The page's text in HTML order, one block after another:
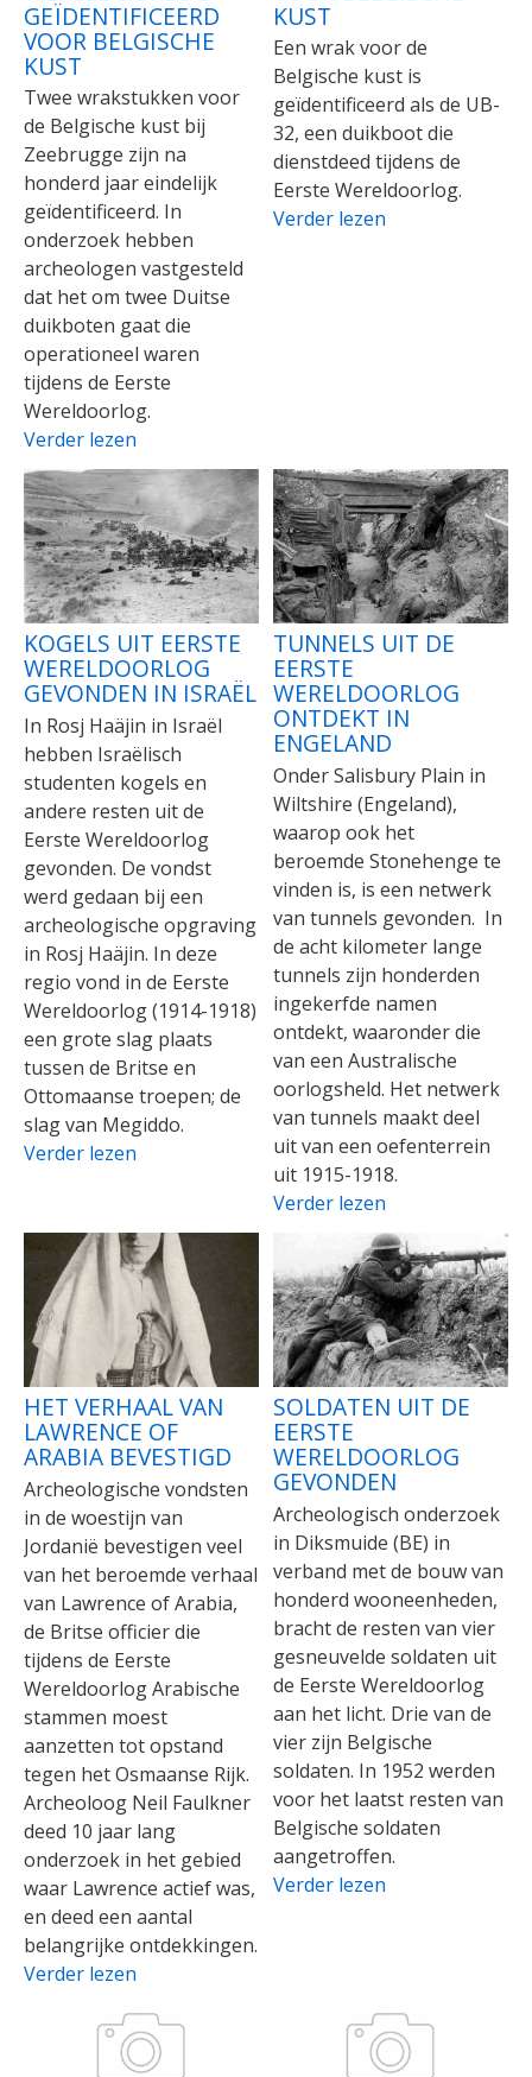
GEÏDENTIFICEERD
VOOR BELGISCHE
KUST
Twee wrakstukken voor
de Belgische kust bij
Zeebrugge zijn na
honderd jaar eindelijk
geïdentificeerd. In
onderzoek hebben
archeologen vastgesteld
dat het om twee Duitse
duikboten gaat die
operationeel waren
tijdens de Eerste
Wereldoorlog.
Verder lezen
KUST
Een wrak voor de
Belgische kust is
geïdentificeerd als de UB-
32, een duikboot die
dienstdeed tijdens de
Eerste Wereldoorlog.
Verder lezen
KOGELS UIT EERSTE
WERELDOORLOG
GEVONDEN IN ISRAËL
In Rosj Haäjin in Israël
hebben Israëlisch
studenten kogels en
andere resten uit de
Eerste Wereldoorlog
gevonden. De vondst
werd gedaan bij een
archeologische opgraving
in Rosj Haäjin. In deze
regio vond in de Eerste
Wereldoorlog (1914-1918)
een grote slag plaats
tussen de Britse en
Ottomaanse troepen; de
slag van Megiddo.
Verder lezen
TUNNELS UIT DE
EERSTE
WERELDOORLOG
ONTDEKT IN
ENGELAND
Onder Salisbury Plain in
Wiltshire (Engeland),
waarop ook het
beroemde Stonehenge te
vinden is, is een netwerk
van tunnels gevonden. In
de acht kilometer lange
tunnels zijn honderden
ingekerfde namen
ontdekt, waaronder die
van een Australische
oorlogsheld. Het netwerk
van tunnels maakt deel
uit van een oefenterrein
uit 1915-1918.
Verder lezen
HET VERHAAL VAN
LAWRENCE OF
ARABIA BEVESTIGD
Archeologische vondsten
in de woestijn van
Jordanië bevestigen veel
van het beroemde verhaal
van Lawrence of Arabia,
de Britse officier die
tijdens de Eerste
Wereldoorlog Arabische
stammen moest
aanzetten tot opstand
tegen het Osmaanse Rijk.
Archeoloog Neil Faulkner
deed 10 jaar lang
onderzoek in het gebied
waar Lawrence actief was,
en deed een aantal
belangrijke ontdekkingen.
Verder lezen
SOLDATEN UIT DE
EERSTE
WERELDOORLOG
GEVONDEN
Archeologisch onderzoek
in Diksmuide (BE) in
verband met de bouw van
honderd wooneenheden,
bracht de resten van vier
gesneuvelde soldaten uit
de Eerste Wereldoorlog
aan het licht. Drie van de
vier zijn Belgische
soldaten. In 1952 werden
voor het laatst resten van
Belgische soldaten
aangetroffen.
Verder lezen